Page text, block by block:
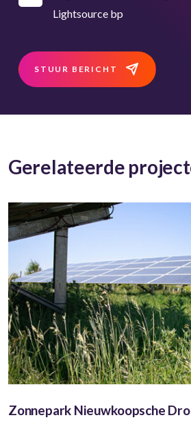
Lightsource bp
STUUR BERICHT
Gerelateerde
Zonnepark Nieuwkoopsche